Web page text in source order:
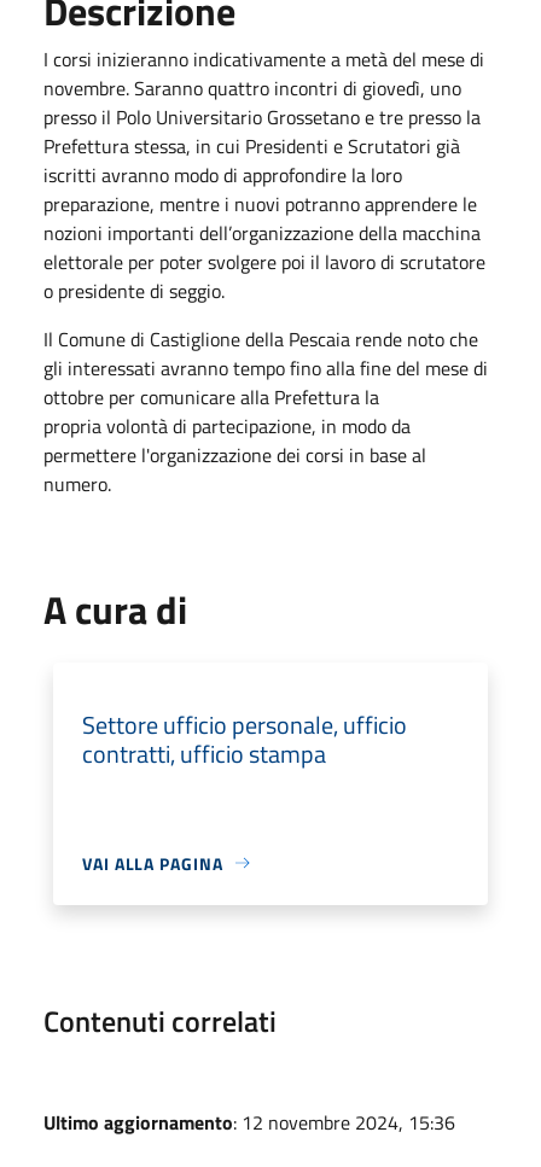
I corsi inizieranno indicativamente a metà del mesedi
novembre. Saranno quattro incontri di giovedì, uno
presso il Polo Universitario Grossetano e tre presso la
Prefettura stessa, in cui Presidenti e Scrutatori già
iscritti avranno modo di approfondire la loro
preparazione, mentre i nuovi potranno apprendere le
nozioni importanti dell’organizzazione della macchina
elettorale per poter svolgere poi il lavoro di scrutatore
o presidente di seggio.
Il Comune di Castiglione della Pescaia rende noto che
gli interessati avranno tempo fino alla fine del mesedi
ottobre per comunicare alla Prefettura la
propria volontà di partecipazione, in modo da
permettere l'organizzazione dei corsi in base al
numero.
A cura di
Settore ufficio personale, ufficio
contratti, ufficio stampa
VAI ALLA PAGINA
Contenuti correlati
Ultimo aggiornamento: 12 novembre 2024, 15:36